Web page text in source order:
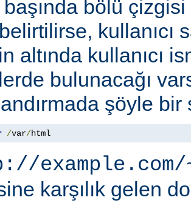
bölü
kullanıcı
altında kullanıcı
bulunacağı
şöyle bir
/var/html
example.com/
karşılık gelen